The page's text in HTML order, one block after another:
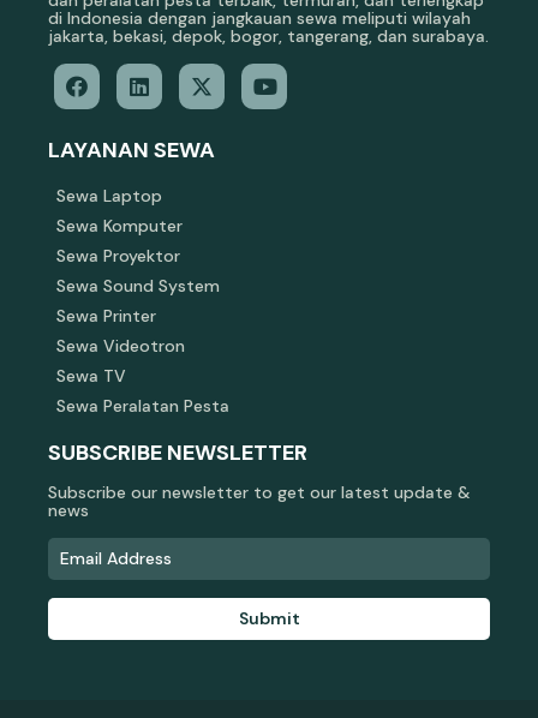
di Indonesia dengan jangkauan sewa meliputi wilayah
jakarta, bekasi, depok, bogor, tangerang, dan surabaya.
LAYANAN SEWA
Sewa Laptop
Sewa Komputer
Sewa Proyektor
Sewa Sound System
Sewa Printer
Sewa Videotron
Sewa TV
Sewa Peralatan Pesta
SUBSCRIBE NEWSLETTER
Subscribe our newsletter to get our latest update &
news
Submit